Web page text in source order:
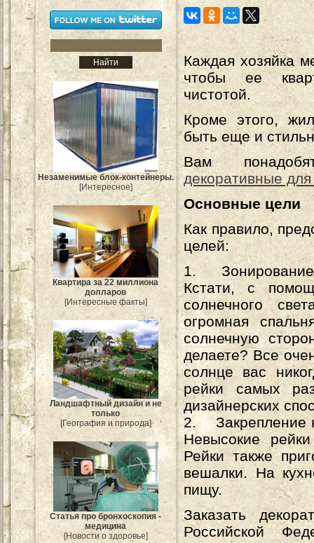
Незаменимые блок-контейнеры.
[Интересное]
Квартира за 22 миллиона
долларов
[Интересные факты]
Ландшафтный дизайн и не
только
[География и природа]
Статья про бронхоскопия -
медицина
[Новости о здоровье]
Каждая хозяйка
чтобы ее
чистотой.
Кроме этого,
быть еще и
Вам
декоративные
Основные цели
Как правило,
целей:
1. Зонирование
Кстати, с
солнечного
огромная
солнечную
делаете? Все
солнце вас
рейки самых
дизайнерских
2. Закрепление
Невысокие
Рейки также
вешалки. На
пищу.
Заказать
Российской